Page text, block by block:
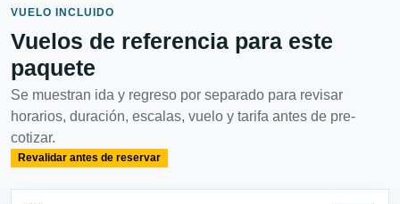
VUELO INCLUIDO
Vuelos de referencia para este
paquete
Se muestran ida y regreso por separado para revisar
horarios, duración, escalas, vuelo y tarifa antes de pre-
cotizar.
Revalidar antes de reservar